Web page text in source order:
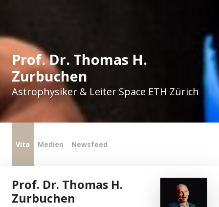
Prof. Dr. Thomas H.
Zurbuchen
Astrophysiker & Leiter Space ETH Zürich
Vita Medien Newsfeed
Prof. Dr. Thomas H.
Zurbuchen